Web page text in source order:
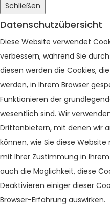
Schließen
Datenschutzübersicht
Diese Website verwendet
verbessern, während Sie
diesen werden die Cookies,
werden, in Ihrem Browser
Funktionieren der
wesentlich sind. Wir
Drittanbietern, mit denen wir
können, wie Sie diese
mit Ihrer Zustimmung in
auch die Möglichkeit, diese
Deaktivieren einiger dieser
Browser-Erfahrung auswirken.